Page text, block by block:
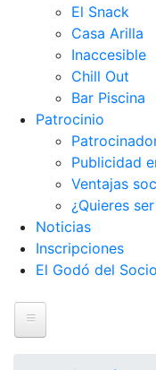
El Snack
Casa Arilla
Inaccesible
Chill Out
Bar Piscina
Patrocinio
Publicidad
Ventajas
¿Quieres
Noticias
Inscripciones
El Godó del